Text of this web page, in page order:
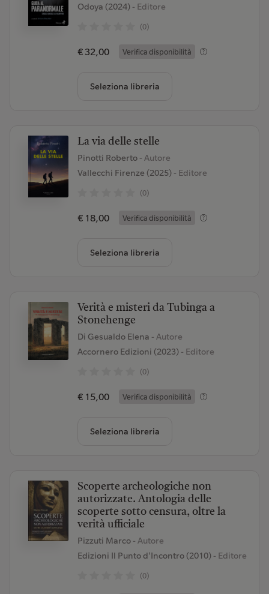
Odoya (2024)- Editore
(0)
€ 32,00 Verifica disponibilità
Seleziona libreria
La via delle stelle
Pinotti Roberto - Autore
Vallecchi Firenze (2025)- Editore
(0)
€ 18,00 Verifica disponibilità
Seleziona libreria
Verità e misteri da Tubinga a
Stonehenge
Di Gesualdo Elena - Autore
Accornero Edizioni (2023)- Editore
(0)
€ 15,00 Verifica disponibilità
Seleziona libreria
Scoperte archeologiche non
autorizzate. Antologia delle
scoperte sotto censura, oltre la
verità ufficiale
Pizzuti Marco - Autore
Edizioni Il Punto d'Incontro (2010)- Editore
(0)